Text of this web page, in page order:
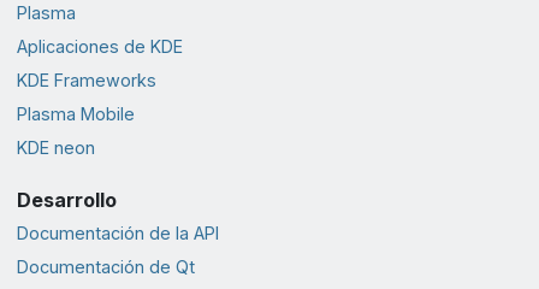
Plasma
Aplicaciones de KDE
KDE Frameworks
Plasma Mobile
KDE neon
Desarrollo
Documentación de la API
Documentación de Qt